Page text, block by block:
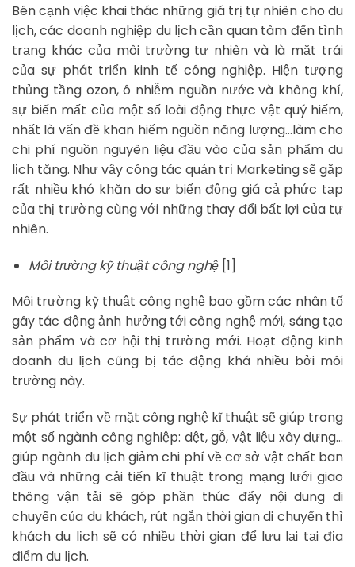
Bên cạnh việc khai thác những giá trị tự nhiên cho du
lịch, các doanh nghiệp du lịch cần quan tâm đến tình
trạng khác của môi trường tự nhiên và là mặt trái
của sự phát triển kinh tế công nghiệp. Hiện tượng
thủng tầng ozon, ô nhiễm nguồn nước và không khí,
sự biến mất của một số loài động thực vật quý hiếm,
nhất là vấn đề khan hiếm nguồn năng lượng…làm cho
chi phí nguồn nguyên liệu đầu vào của sản phẩm du
lịch tăng. Như vậy công tác quản trị Marketing sẽ gặp
rất nhiều khó khăn do sự biến động giá cả phức tạp
của thị trường cùng với những thay đổi bất lợi của tự
nhiên.
Môi trường kỹ thuật công nghệ [1]
Môi trường kỹ thuật công nghệ bao gồm các nhân tố
gây tác động ảnh hưởng tới công nghệ mới, sáng tạo
sản phẩm và cơ hội thị trường mới. Hoạt động kinh
doanh du lịch cũng bị tác động khá nhiều bởi môi
trường này.
Sự phát triển về mặt công nghệ kĩ thuật sẽ giúp trong
một số ngành công nghiệp: dệt, gỗ, vật liệu xây dựng…
giúp ngành du lịch giảm chi phí về cơ sở vật chất ban
đầu và những cải tiến kĩ thuật trong mạng lưới giao
thông vận tải sẽ góp phần thúc đẩy nội dung di
chuyển của du khách, rút ngắn thời gian di chuyển thì
khách du lịch sẽ có nhiều thời gian để lưu lại tại địa
điểm du lịch.